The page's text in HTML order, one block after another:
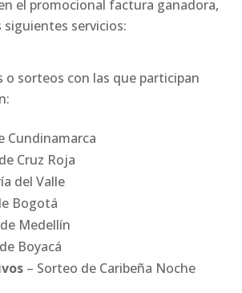
promocional factura ganadora,
siguientes servicios:
con las que participan
Cundinamarca
Cruz Roja
del Valle
Bogotá
Medellín
Boyacá
– Sorteo de Caribeña Noche